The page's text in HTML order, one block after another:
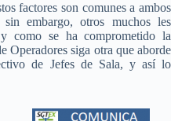
factores son comunes a ambos
embargo, otros muchos les
como se ha comprometido la
Operadores siga otra que aborde
de Jefes de Sala, y así lo